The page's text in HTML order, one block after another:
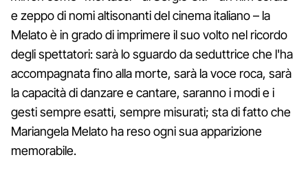
e zeppo di nomi altisonanti del cinema italiano – la
Melato è in grado di imprimere il suo volto nel ricordo
degli spettatori: sarà lo sguardo da seduttrice che l'ha
accompagnata fino alla morte, sarà la voce roca, sarà
la capacità di danzare e cantare, saranno i modi e i
gesti sempre esatti, sempre misurati; sta di fatto che
Mariangela Melato ha reso ogni sua apparizione
memorabile.